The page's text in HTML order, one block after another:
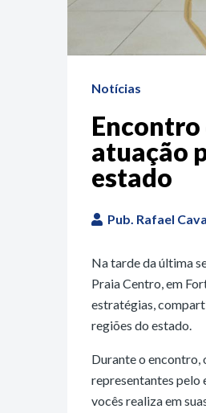
Notícias
Encontro
atuação
estado
Pub. Rafael
Na tarde da última
Praia Centro, em
estratégias,
regiões do estado.
Durante o encontro,
representantes pelo
vocês realiza em